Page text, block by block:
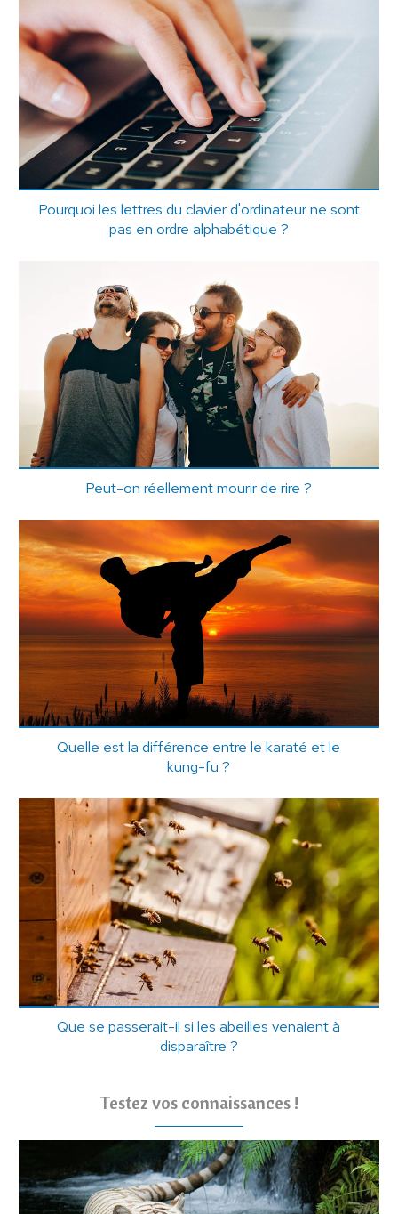
Pourquoi les lettres du clavier d'ordinateur ne sont
pas en ordre alphabétique ?
Peut-on réellement mourir de rire ?
Quelle est la différence entre le karaté et le
kung-fu ?
Que se passerait-il si les abeilles venaient à
disparaître ?
Testez vos connaissances !